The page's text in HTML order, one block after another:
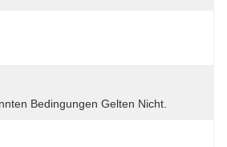
Bedingungen Gelten Nicht.